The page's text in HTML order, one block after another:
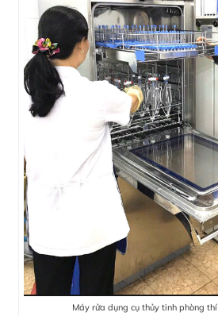
Máy rửa dụng cụ thủy tinh phòng